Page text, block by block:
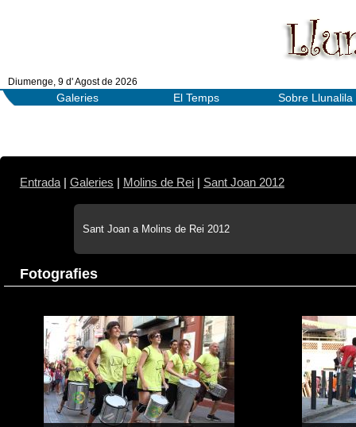
Diumenge, 9 d' Agost de 2026
Galeries El Temps Sobre Llunalila
Entrada| Galeries Molins de Rei| Sant Joan 2012
Sant Joan a Molins de Rei 2012
Fotografies